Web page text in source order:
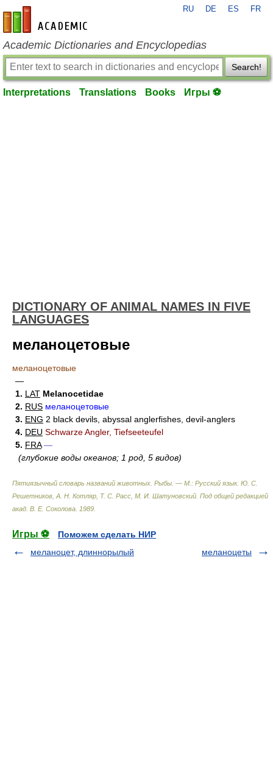
en-academic.com
RU DE ES FR
Academic Dictionaries and Encyclopedias
Search!
Interpretations Translations Books Игры ⚽
DICTIONARY OF ANIMAL NAMES IN FIVE
LANGUAGES
меланоцетовые
меланоцетовые
—
1. LAT Melanocetidae
2. RUS меланоцетовые
3. ENG 2 black devils, abyssal anglerfishes, devil-anglers
4. DEU Schwarze Angler, Tiefseeteufel
5. FRA —
(глубокие воды океанов; 1 род, 5 видов)
Пятиязычный словарь названий животных. Рыбы. — М.: Русский язык. Ю. С.
Решетников, А. Н. Котляр, Т. С. Расс, М. И. Шатуновский. Под общей редакцией
акад. В. Е. Соколова 1989
Игры ⚽
Поможем сделать НИР
меланоцет, длиннорылый
меланоцеты